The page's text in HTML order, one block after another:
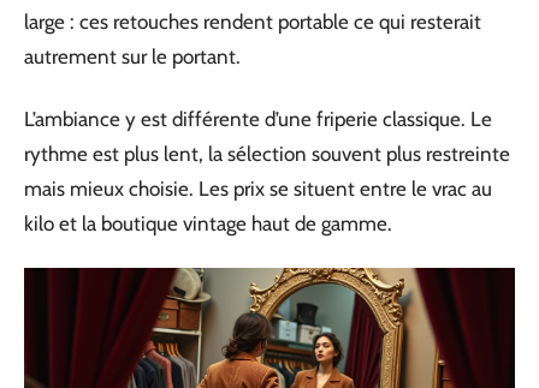
large : ces retouches rendent portable ce qui resterait
autrement sur le portant.
L’ambiance y est différente d’une friperie classique. Le
rythme est plus lent, la sélection souvent plus restreinte
mais mieux choisie. Les prix se situent entre le vrac au
kilo et la boutique vintage haut de gamme.